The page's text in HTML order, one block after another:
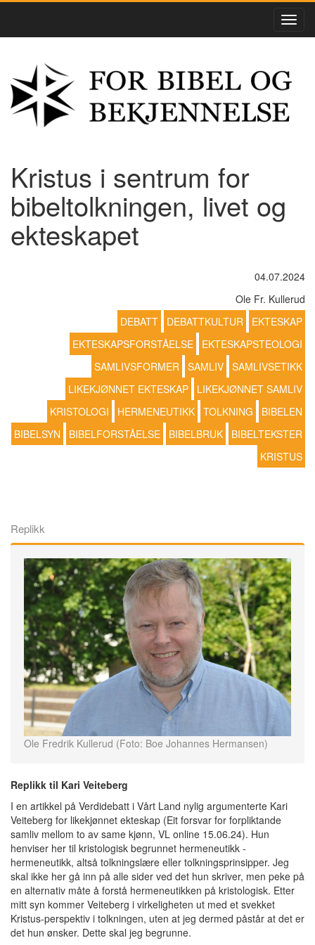
Kristus i sentrum for
bibeltolkningen, livet og
ekteskapet
04.07.2024
Ole Fr. Kullerud
DEBATT
DEBATTKULTUR
EKTESKAP
EKTESKAPSFORSTÅELSE
EKTESKAPSTEOLOGI
SAMLIVSFORMER SAMLIV SAMLIVSETIKK
LIKEKJØNNET EKTESKAP
LIKEKJØNNET SAMLIV
KRISTOLOGI
HERMENEUTIKK TOLKNING
BIBELEN
BIBELSYN
BIBELFORSTÅELSE BIBELBRUK
BIBELTEKSTER
KRISTUS
Replikk
Ole Fredrik Kullerud (Foto: Boe Johannes Hermansen)
Replikk til Kari Veiteberg
I en artikkel på Verdidebatt i Vårt Land nylig argumenterte Kari
Veiteberg for likekjønnet ekteskap (Eit forsvar for forpliktande
samliv mellom to av same kjønn, VL online 15.06.24). Hun
henviser her til kristologisk begrunnet hermeneutikk -
hermeneutikk, altså tolkningslære eller tolkningsprinsipper. Jeg
skal ikke her gå inn på alle sider ved det hun skriver, men peke på
en alternativ måte å forstå hermeneutikken på kristologisk. Etter
mitt syn kommer Veiteberg i virkeligheten ut med et svekket
Kristus-perspektiv i tolkningen, uten at jeg dermed påstår at det er
det hun ønsker. Dette skal jeg begrunne.